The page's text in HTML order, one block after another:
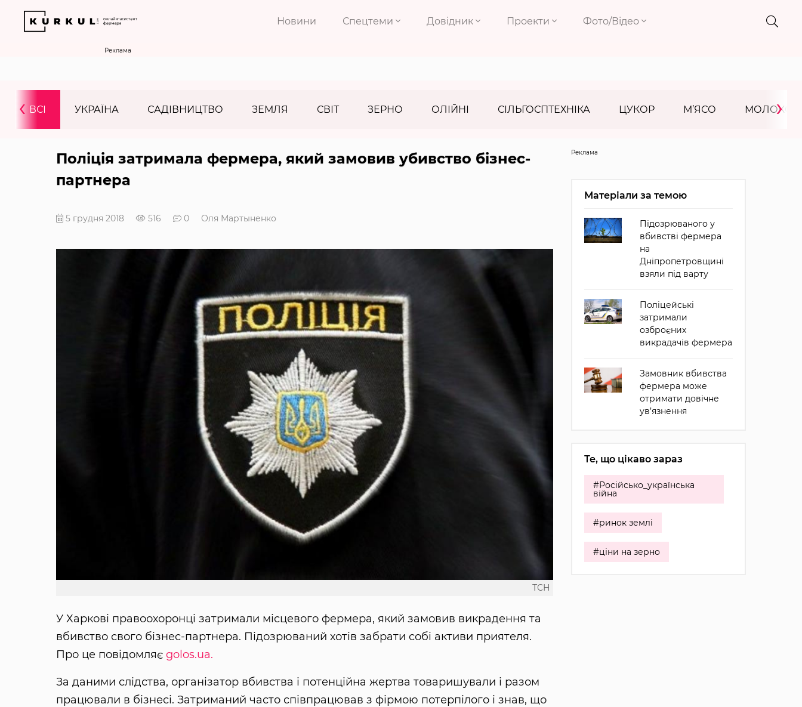
Новини Спецтеми Довідник Проекти Фото/Відео
Реклама
ВСІ УКРАЇНА САДІВНИЦТВО ЗЕМЛЯ СВІТ ЗЕРНО ОЛІЙНІ СІЛЬГОСПТЕХНІКА ЦУКОР М’ЯСО МОЛОКО
‹ ›
Поліція затримала фермера, який замовив убивство бізнес-
партнера
5 грудня 2018 516 0 Оля Мартыненко
ТСН
У Харкові правоохоронці затримали місцевого фермера, який замовив викрадення та
вбивство свого бізнес-партнера. Підозрюваний хотів забрати собі активи приятеля.
Про це повідомляє golos.ua.
За даними слідства, організатор вбивства і потенційна жертва товаришували і разом
працювали в бізнесі. Затриманий часто співпрацював з фірмою потерпілого і знав, що
Реклама
Матеріали за темою
Підозрюваного у
вбивстві фермера
на
Дніпропетровщині
взяли під варту
Поліцейські
затримали
озброєних
викрадачів фермера
Замовник вбивства
фермера може
отримати довічне
ув’язнення
Те, що цікаво зараз
#Російсько_українська
війна
#ринок землі
#ціни на зерно